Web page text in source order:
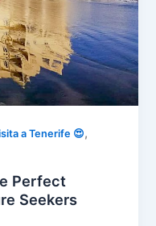
a Tenerife 😍,
Perfect
Seekers